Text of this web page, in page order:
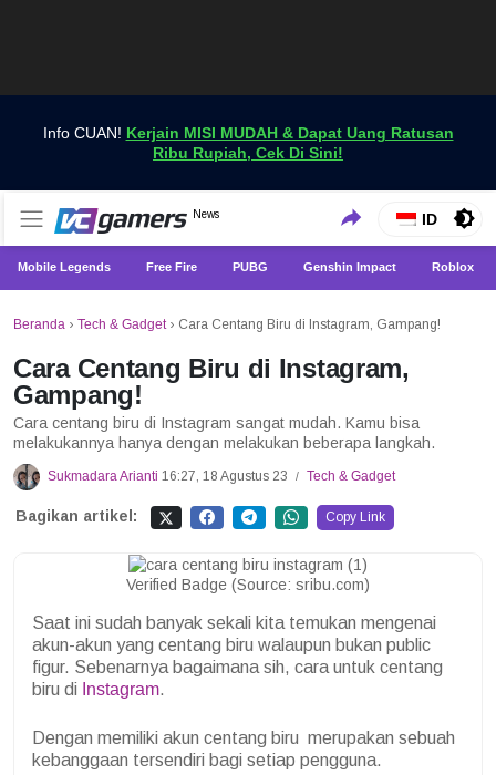
Info CUAN! Kerjain MISI MUDAH & Dapat Uang Ratusan
Ribu Rupiah, Cek Di Sini!
VCGamers News
News
Dapatkan Berita Games Terbaru Hanya di VCGamers
ID
Mobile Legends Free Fire PUBG Genshin Impact Roblox
Beranda › Tech & Gadget› Cara Centang Biru di Instagram, Gampang!
Cara Centang Biru di Instagram,
Gampang!
Cara centang biru di Instagram sangat mudah. Kamu bisa
melakukannya hanya dengan melakukan beberapa langkah.
Sukmadara Arianti 16:27, 18 Agustus 23 / Tech & Gadget
Bagikan artikel: Copy Link
Verified Badge (Source: sribu.com)
Saat ini sudah banyak sekali kita temukan mengenai
akun-akun yang centang biru walaupun bukan public
figur. Sebenarnya bagaimana sih, cara untuk centang
biru di Instagram.
Dengan memiliki akun centang biru merupakan sebuah
kebanggaan tersendiri bagi setiap pengguna.